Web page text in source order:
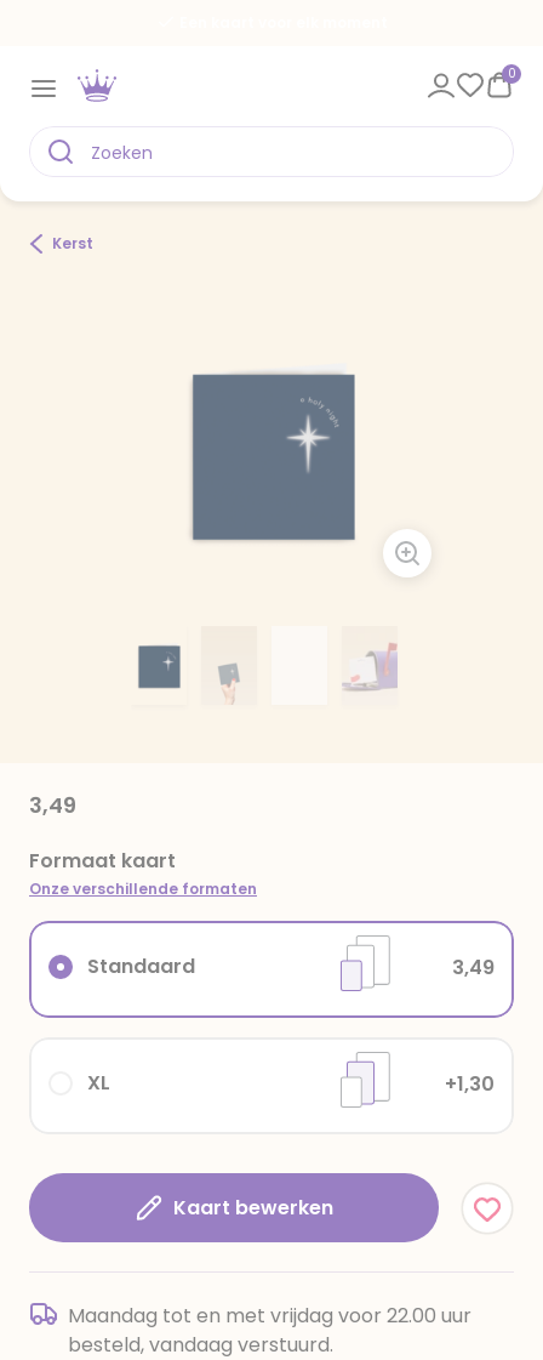
0
Kerst
3,49
Formaat kaart
Onze verschillende formaten
XL +1,30
Standaard 3,49
Kaart bewerken
Maandag tot en met vrijdag voor 22.00 uur
besteld, vandaag verstuurd.